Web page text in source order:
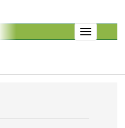
Toggle
navigation